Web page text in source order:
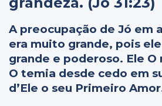
A preocupação de Jó em
era muito grande, pois
grande e poderoso. Ele O
O temia desde cedo em
d’Ele o seu Primeiro